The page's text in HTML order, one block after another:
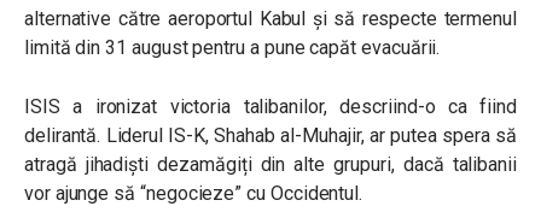
alternative către aeroportul Kabul și să respecte termenul
limită din 31 august pentru a pune capăt evacuării.
ISIS a ironizat victoria talibanilor, descriind-o ca fiind
delirantă. Liderul IS-K, Shahab al-Muhajir, ar putea spera să
atragă jihadiști dezamăgiți din alte grupuri, dacă talibanii
vor ajunge să “negocieze” cu Occidentul.